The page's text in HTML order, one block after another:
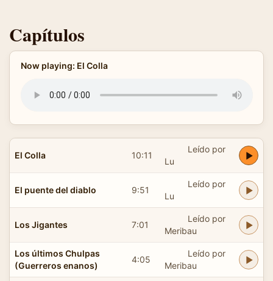
Capítulos
Now playing: El Colla
El Colla 10:11
Leído por
Lu
El puente del diablo 9:51
Leído por
Lu
Los Jigantes 7:01
Leído por
Meribau
Los últimos Chulpas
(Guerreros enanos)
4:05
Leído por
Meribau